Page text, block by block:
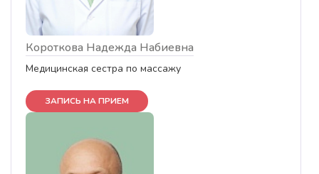
Короткова Надежда Набиевна
Медицинская сестра по массажу
ЗАПИСЬ НА ПРИЕМ